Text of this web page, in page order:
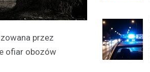
przez
ofiar obozów